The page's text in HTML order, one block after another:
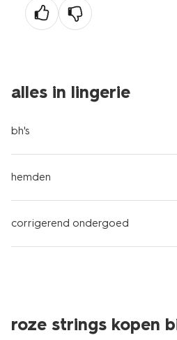
alles in lingerie
bh's
hemden
corrigerend ondergoed
roze strings kopen